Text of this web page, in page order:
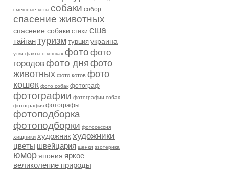
смешные коты собаки собор
спасение животных
спасение собаки стихи сша
тайгантуризм турция украина
утки факты о кошках фото фото
городовфото дня фото
животных фото котов фото
кошек фото собак фотограф
фотографии фотографии собак
фотография фотографы
фотоподборка
фотоподборки фотосессия
хищники художникхудожники
цветы швейцария щенки эзотерика
юмор япония яркое
великолепие природы